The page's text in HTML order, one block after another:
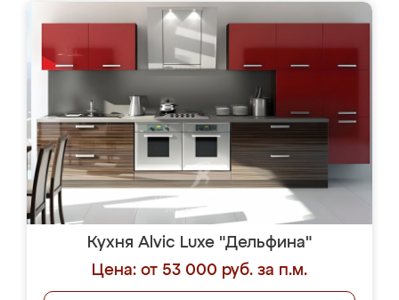
Кухня Alvic Luxe "Дельфина"
Цена: от 53 000 руб. за п.м.